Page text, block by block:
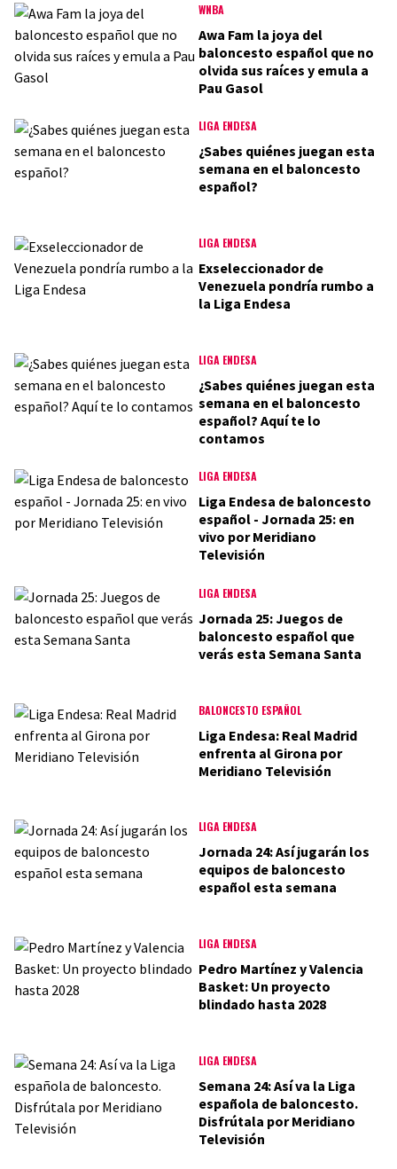
WNBA
Awa Fam la joya del
baloncesto español que no
olvida sus raíces y emula a
Pau Gasol
LIGA ENDESA
¿Sabes quiénes juegan esta
semana en el baloncesto
español?
LIGA ENDESA
Exseleccionador de
Venezuela pondría rumbo a
la Liga Endesa
LIGA ENDESA
¿Sabes quiénes juegan esta
semana en el baloncesto
español? Aquí te lo
contamos
LIGA ENDESA
Liga Endesa de baloncesto
español - Jornada 25: en
vivo por Meridiano
Televisión
LIGA ENDESA
Jornada 25: Juegos de
baloncesto español que
verás esta Semana Santa
BALONCESTO ESPAÑOL
Liga Endesa: Real Madrid
enfrenta al Girona por
Meridiano Televisión
LIGA ENDESA
Jornada 24: Así jugarán los
equipos de baloncesto
español esta semana
LIGA ENDESA
Pedro Martínez y Valencia
Basket: Un proyecto
blindado hasta 2028
LIGA ENDESA
Semana 24: Así va la Liga
española de baloncesto.
Disfrútala por Meridiano
Televisión